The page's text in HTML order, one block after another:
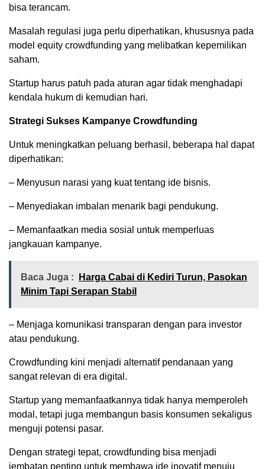
bisa terancam.
Masalah regulasi juga perlu diperhatikan, khususnya pada
model equity crowdfunding yang melibatkan kepemilikan
saham.
Startup harus patuh pada aturan agar tidak menghadapi
kendala hukum di kemudian hari.
Strategi Sukses Kampanye Crowdfunding
Untuk meningkatkan peluang berhasil, beberapa hal dapat
diperhatikan:
– Menyusun narasi yang kuat tentang ide bisnis.
– Menyediakan imbalan menarik bagi pendukung.
– Memanfaatkan media sosial untuk memperluas
jangkauan kampanye.
Baca Juga :
Harga Cabai di Kediri Turun, Pasokan
Minim Tapi Serapan Stabil
– Menjaga komunikasi transparan dengan para investor
atau pendukung.
Crowdfunding kini menjadi alternatif pendanaan yang
sangat relevan di era digital.
Startup yang memanfaatkannya tidak hanya memperoleh
modal, tetapi juga membangun basis konsumen sekaligus
menguji potensi pasar.
Dengan strategi tepat, crowdfunding bisa menjadi
jembatan penting untuk membawa ide inovatif menuju